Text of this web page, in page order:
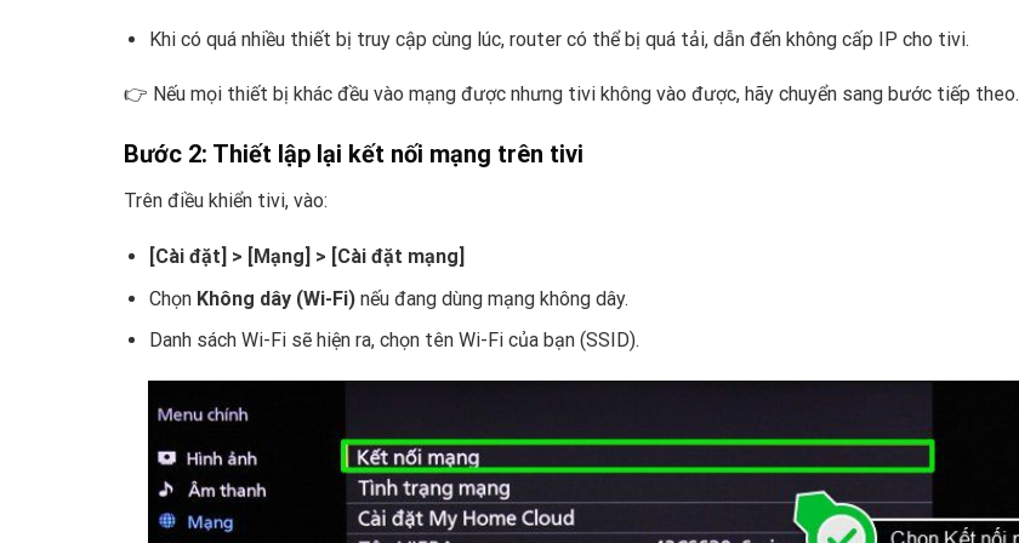
Khi có quá nhiều thiết bị truy cập cùng lúc, router có thể bị quá tải, dẫn đến không cấp IP cho tivi.
👉 Nếu mọi thiết bị khác đều vào mạng được nhưng tivi không vào được, hãy chuyển sang bước tiếp theo.
Bước 2: Thiết lập lại kết nối mạng trên tivi
Trên điều khiển tivi, vào:
[Cài đặt] > [Mạng] > [Cài đặt mạng]
Chọn Không dây (Wi-Fi)nếu đang dùng mạng không dây.
Danh sách Wi-Fi sẽ hiện ra, chọn tên Wi-Fi của bạn (SSID).